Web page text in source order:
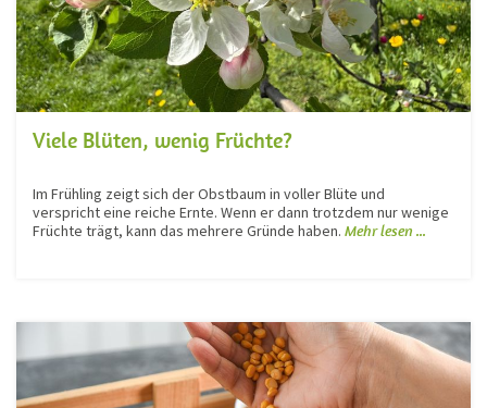
Viele Blüten, wenig Früchte?
Im Frühling zeigt sich der Obstbaum in voller Blüte und
verspricht eine reiche Ernte. Wenn er dann trotzdem nur wenige
Früchte trägt, kann das mehrere Gründe haben. Mehr lesen ...